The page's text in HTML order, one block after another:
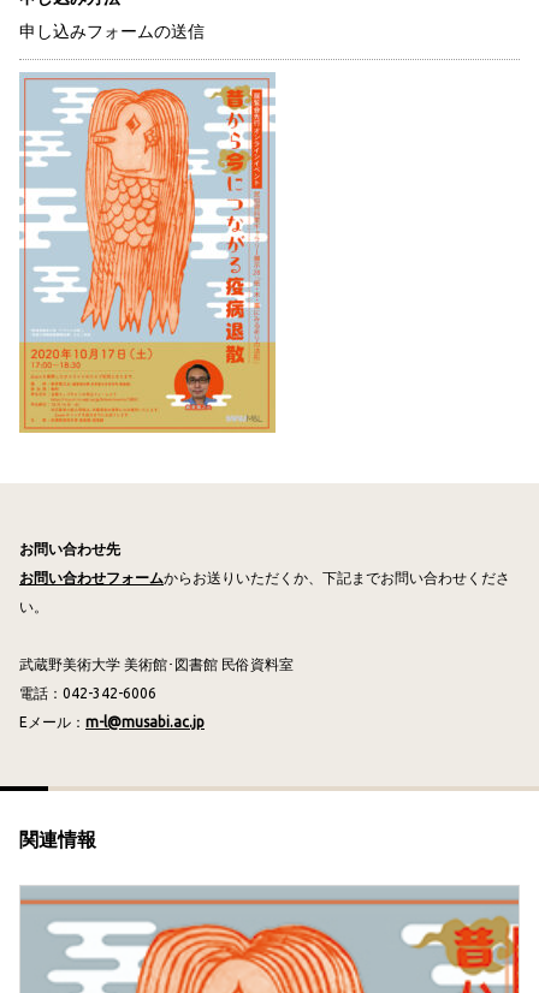
申し込みフォームの送信
お問い合わせ先
お問い合わせフォームからお送りいただくか、下記までお問い合わせくださ
い。
武蔵野美術大学 美術館･図書館 民俗資料室
電話：042-342-6006
Eメール： m-l@musabi.ac.jp
関連情報